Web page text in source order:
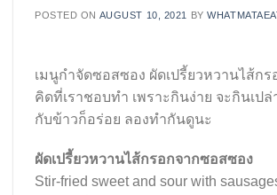
POSTED ON AUGUST 10, 2021 BY
เมนูกำจัดซอสซอง ผัดเปรี้ยวหวานไส้ก
คิดที่เราชอบทำ เพราะกินง่าย จะกินเป
กับข้าวก็อร่อย ลองทำกันดูนะ
ผัดเปรี้ยวหวานไส้กรอกจากซอสซอง
Stir-fried sweet and sour with